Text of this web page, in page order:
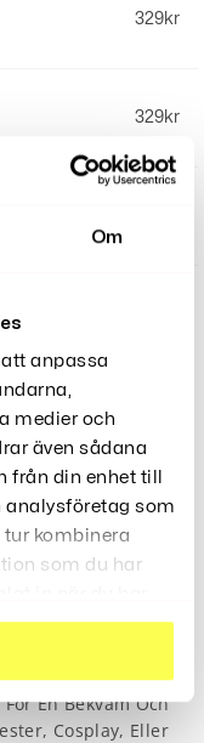
Om
anpassa
medier och
även sådana
din enhet till
analysföretag som
tur kombinera
som du har
329kr
329kr
Till Din Outfit!
Inspirerat Av
Och Stretchig
En Bekväm Och
Cosplay, Eller